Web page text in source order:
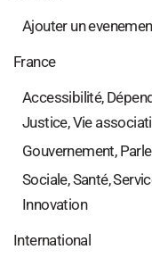
Ajouter un
France
Accessibilité,
Justice, Vie
Gouvernement,
Sociale, Santé,
Innovation
International